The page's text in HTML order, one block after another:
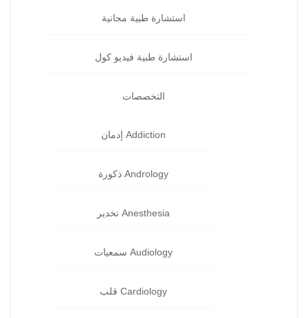
استشارة طبية مجانية
استشارة طبية فيديو كول
التخصصات
Addiction إدمان‏
Andrology ذكورة‏
Anesthesia تخدير‏
Audiology سمعيات
Cardiology قلب‏